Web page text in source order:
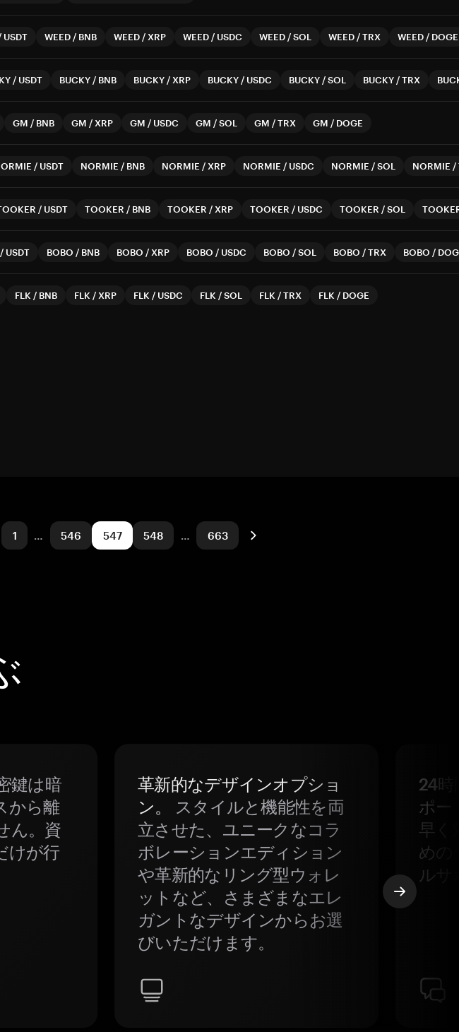
USDT WEED / BNB WEED / XRP WEED / USDC WEED /SOL WEED /TRX WEED / DOGE
/ USDT BUCKY / BNB BUCKY / XRP BUCKY / USDC BUCKY /SOL BUCKY /TRX
GM / BNB GM / XRP GM / USDC GM /SOL GM /TRX GM / DOGE
/ USDT NORMIE / BNB NORMIE / XRP NORMIE / USDC NORMIE /SOL NORMIE /
/ USDT TOOKER / BNB TOOKER / XRP TOOKER / USDC TOOKER /SOL
/ USDT BOBO / BNB BOBO / XRP BOBO / USDC BOBO /SOL BOBO /TRX BOBO /
FLK / BNB FLK / XRP FLK / USDC FLK /SOL FLK /TRX FLK / DOGE
1 … 546 547 548 … 663
鍵は暗
から離
ん。資
けが行
革新的なデザインオプショ
ン。
スタイルと機能性を両
立させた、ユニークなコラ
ボレーションエディション
や革新的なリング型ウォレ
ットなど、さまざまなエレ
ガントなデザインからお選
びいただけます。
24
ポー
早く
めの
ルサ